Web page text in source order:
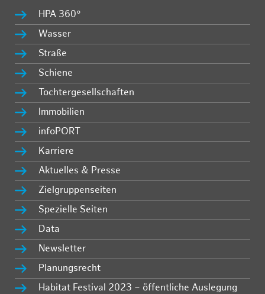
HPA 360°
Wasser
Straße
Schiene
Tochtergesellschaften
Immobilien
infoPORT
Karriere
Aktuelles & Presse
Zielgruppenseiten
Spezielle Seiten
Data
Newsletter
Planungsrecht
Habitat Festival 2023 – öffentliche Auslegung